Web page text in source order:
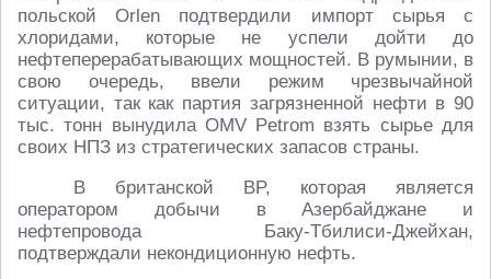
польской Orlen подтвердили импорт сырья с
хлоридами, которые не успели дойти до
нефтеперерабатывающих мощностей. В румынии, в
свою очередь, ввели режим чрезвычайной
ситуации, так как партия загрязненной нефти в 90
тыс. тонн вынудила OMV Petrom взять сырье для
своих НПЗ из стратегических запасов страны.
В британской BP, которая является
оператором добычи в Азербайджане и
нефтепровода Баку-Тбилиси-Джейхан,
подтверждали некондиционную нефть.